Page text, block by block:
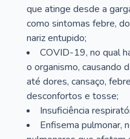
que atinge desde a
como sintomas febre,
nariz entupido;
COVID-19, no qual
o organismo, causando
até dores, cansaço,
desconfortos e tosse;
Insuficiência
Enfisema pulmonar,